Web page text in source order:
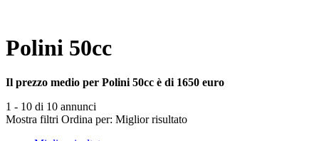
Polini 50cc
Il prezzo medio per Polini 50cc è di 1650 euro
1 - 10 di 10 annunci
Mostra filtri Ordina per: Miglior risultato